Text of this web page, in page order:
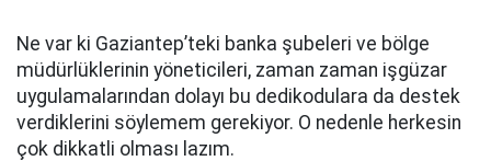
Ne var ki Gaziantep’teki banka şubeleri ve bölge
müdürlüklerinin yöneticileri, zaman zaman işgüzar
uygulamalarından dolayı bu dedikodulara da destek
verdiklerini söylemem gerekiyor. O nedenle herkesin
çok dikkatli olması lazım.